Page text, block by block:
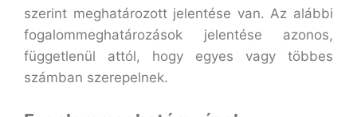
szerint meghatározott jelentése van. Az alábbi
fogalommeghatározások jelentése azonos,
függetlenül attól, hogy egyes vagy többes
számban szerepelnek.